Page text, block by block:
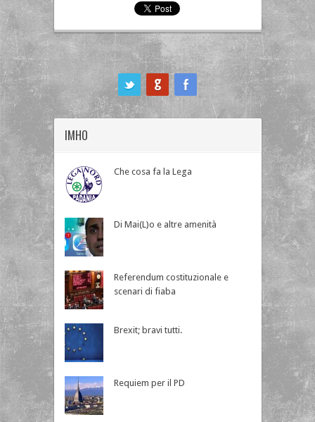
IMHO
Che cosa fa la Lega
Di Mai(L)o e altre amenità
Referendum costituzionale e
scenari di fiaba
Brexit; bravi tutti.
Requiem per il PD